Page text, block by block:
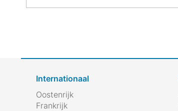
Internationaal
Oostenrijk
Frankrijk